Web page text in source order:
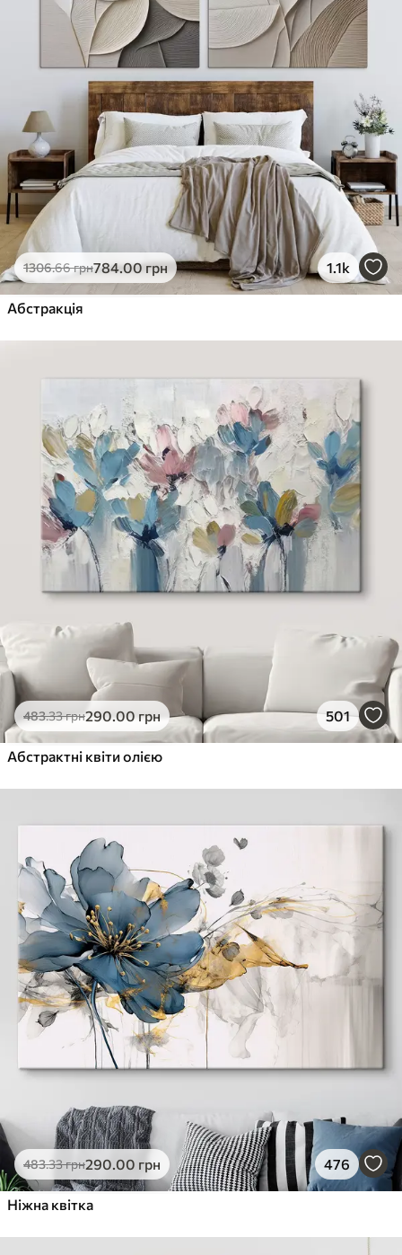
1306.66грн784.00грн 1.1k
Абстракція
483.33грн290.00грн 501
Абстрактні квіти олією
483.33грн290.00 грн 476
Ніжна квітка